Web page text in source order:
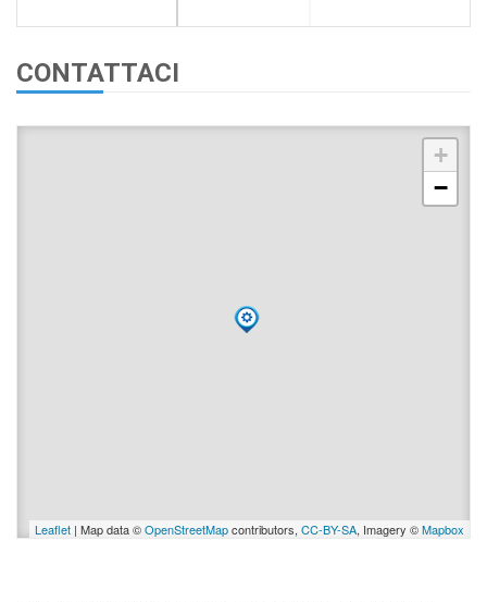
CONTATTACI
+
−
Leaflet | Map data ©OpenStreetMapcontributors, CC-BY-SA, Imagery ©Mapbox